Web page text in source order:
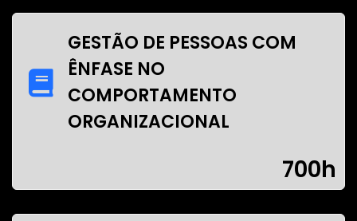
GESTÃO DE PESSOAS COM
ÊNFASE NO
COMPORTAMENTO
ORGANIZACIONAL
700h